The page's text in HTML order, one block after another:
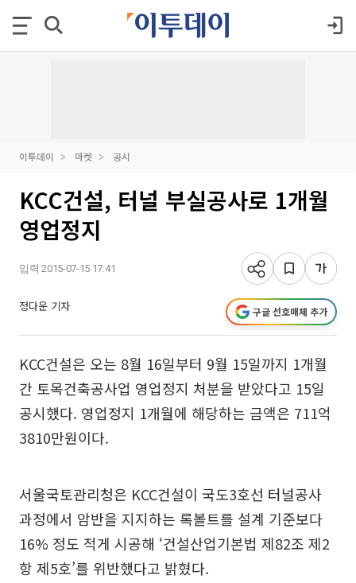
이투데이 마켓 공시
KCC건설, 터널 부실공사로 1개월
영업정지
입력 2015-07-15 17:41
정다운 기자 구글 선호매체 추가
KCC건설은 오는 8월 16일부터 9월 15일까지 1개월
간 토목건축공사업 영업정지 처분을 받았다고 15일
공시했다. 영업정지 1개월에 해당하는 금액은 711억
3810만원이다.
서울국토관리청은 KCC건설이 국도3호선 터널공사
과정에서 암반을 지지하는 록볼트를 설계 기준보다
16% 정도 적게 시공해 ‘건설산업기본법 제82조 제2
항 제5호’를 위반했다고 밝혔다.